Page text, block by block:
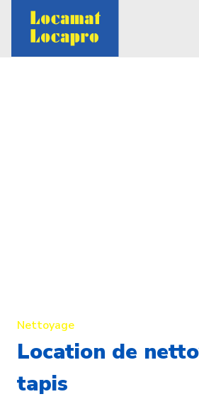
Nettoyage
Location de
tapis